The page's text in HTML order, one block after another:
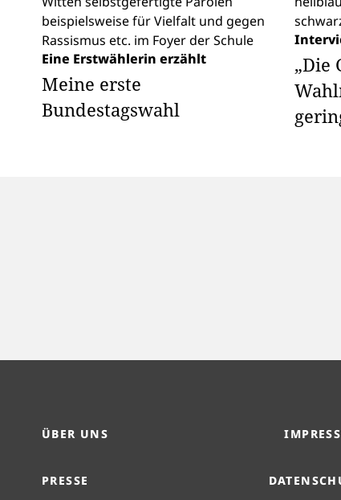
Eine Erstwählerin erzählt
Meine erste
Bundestagswahl
„Die
ÜBER UNS
PRESSE